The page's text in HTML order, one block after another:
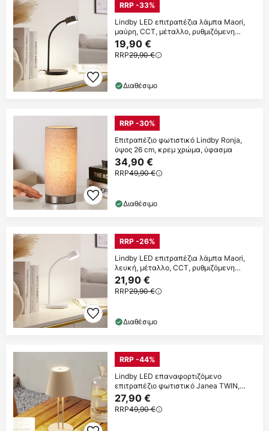
RRP -33%
Lindby LED επιτραπέζια λάμπα Maori,
μαύρη, CCT, μέταλλο, ρυθμιζόμενη
ένταση
19,90 €
RRP29,90 €
Διαθέσιμο
RRP -30%
Επιτραπέζιο φωτιστικό Lindby Ronja,
ύψος 26 cm, κρεμ χρώμα, ύφασμα
34,90 €
RRP49,90 €
Διαθέσιμο
RRP -26%
Lindby LED επιτραπέζια λάμπα Maori,
λευκή, μέταλλο, CCT, ρυθμιζόμενη
ένταση
21,90 €
RRP29,90 €
Διαθέσιμο
RRP -44%
Lindby LED επαναφορτιζόμενο
επιτραπέζιο φωτιστικό Janea TWIN,
μπεζ, μέταλλο
27,90 €
RRP49,90 €